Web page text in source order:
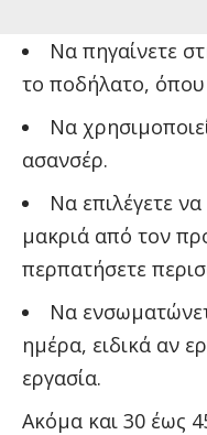
Να πηγαίνετε
το ποδήλατο, όπου
Να
ασανσέρ.
Να επιλέγετε
μακριά από τον
περπατήσετε
Να
ημέρα, ειδικά αν
εργασία.
Ακόμα και 30 έως